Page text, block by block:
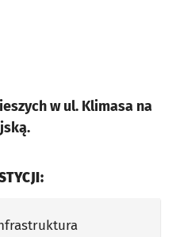
w ul. Klimasa na